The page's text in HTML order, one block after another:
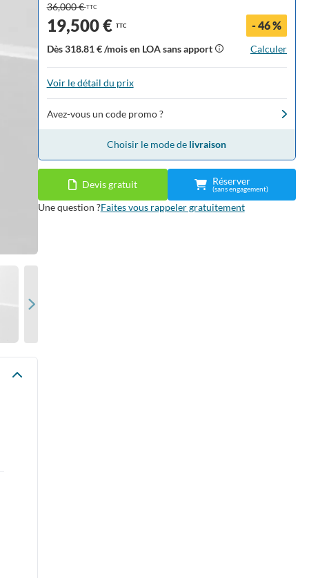
36,000 €TTC
19,500 € TTC - 46 %
Dès318.81 €/mois en LOA sans apport Calculer
Voir le détail du prix
Avez-vous un code promo ?
Choisir le mode de livraison
Devis gratuit Réserver
(sans engagement)
Une question ?Faites vous rappeler gratuitement